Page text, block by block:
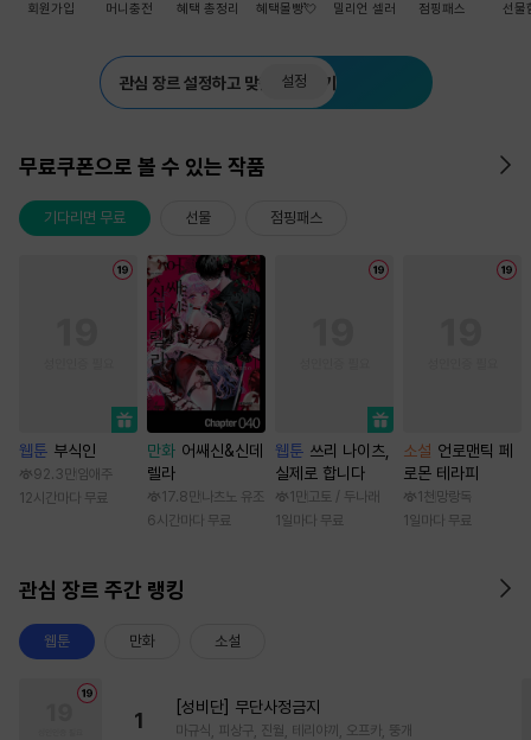
회원가입 머니충전 혜택 총정리 혜택몰빵💘 밀리언 셀러 점핑패스 선물
관심 장르 설정하고 맞춤 추천 받기
설정
무료쿠폰으로 볼 수 있는 작품
기다리면 무료 선물 점핑패스
웹툰 부식인
92.3만 임애주
12시간마다 무료
만화 어쌔신&신데
렐라
17.8만 나츠노 유조
6시간마다 무료
웹툰 쓰리 나이츠,
실제로 합니다
1만 고토 / 두나래
1일마다 무료
소설 언로맨틱 페
로몬 테라피
1천 망랑독
1일마다 무료
관심 장르 주간 랭킹
웹툰 만화 소설
1
[성비단] 무단사정금지
마규식, 피상구, 진월, 테리야끼, 오프카, 뚱개